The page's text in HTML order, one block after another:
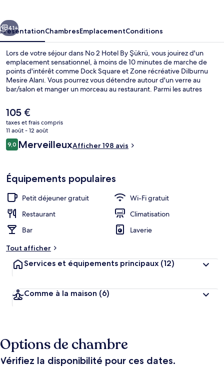
Şükrü
Suivant
41+
PrésentationChambresEmplacementConditions
Lors de votre séjour dans No 2 Hotel By Şükrü, vous jouirez d'un
emplacement sensationnel, à moins de 10 minutes de marche de
points d'intérêt comme Dock Square et Zone récréative Dilburnu
Mesire Alanı. Vous pourrez vous détendre autour d'un verre au
bar/salon et manger un morceau au restaurant. Parmi les autres
jardin. Les autres voyageurs adorent le personnel attentionné.
Le
prix
actuel
est
de
105 €
taxes et frais compris
11 août - 12 août
Avis
voyageurs
9,09,0 sur 10
MerveilleuxAfficher 198 avis
Équipements populaires
Petit déjeuner gratuit
Wi-Fi gratuit
Restaurant
Climatisation
Bar
Laverie
Tout afficher
Services et équipements principaux (12)
Comme à la maison (6)
Options de chambre
Vérifiez la disponibilité pour ces dates.